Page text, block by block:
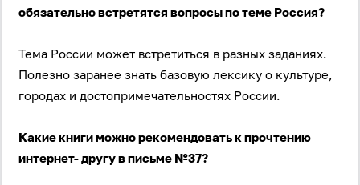
обязательно встретятся вопросы по теме Россия?
Тема России может встретиться в разных заданиях.
Полезно заранее знать базовую лексику о культуре,
городах и достопримечательностях России.
Какие книги можно рекомендовать к прочтению
интернет- другу в письме №37?